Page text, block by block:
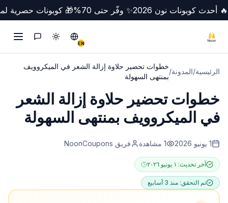
🔥 أحدث كوبونات نون 2026 ✨ وفّر حتى 70% 🎁 كوبونات حصرية
EN
Switch to English
تبديل الوضع
التواصل
الرئيسية/المدونة/
خطوات تحضير حلاوة إزالة الشعر في الميكروويف
بمنتهى السهولة
خطوات تحضير حلاوة إزالة الشعر
في الميكروويف بمنتهى السهولة
1 يونيو 2026 1 مشاهدة فريق NoonCoupons
آخر تحديث: ١ يونيو ٢٠٢٦
تم التحقق: منذ 3 أسابيع